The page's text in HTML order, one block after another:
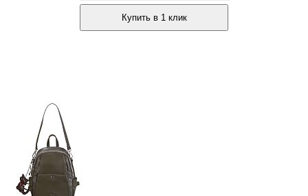
Купить в 1 клик